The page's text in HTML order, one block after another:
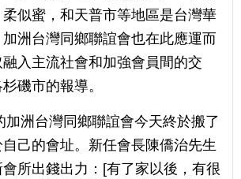
似蜜，和天普市等地區是台灣華
加洲台灣同鄉聯誼會也在此應運而
入主流社會和加強會員間的交
磯市的報導。
加洲台灣同鄉聯誼會今天終於搬了
己的會址。新任會長陳僑治先生
所出錢出力：[有了家以後，有很